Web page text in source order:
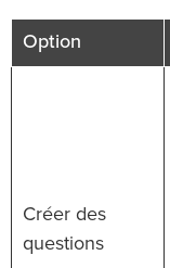
Option
Créer des
questions